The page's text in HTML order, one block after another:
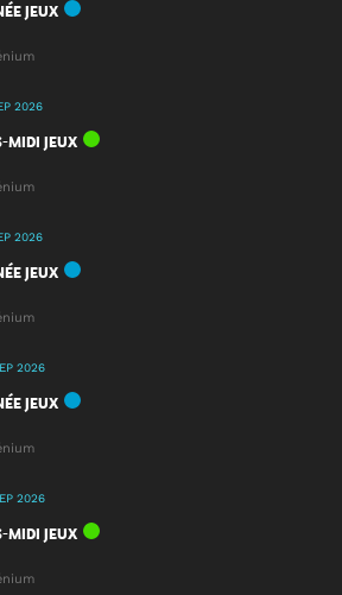
JEUX
2026
MIDI JEUX
2026
JEUX
2026
JEUX
2026
MIDI JEUX